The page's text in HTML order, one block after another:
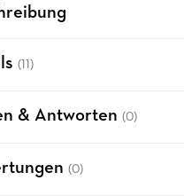
(11)
& Antworten (0)
(0)